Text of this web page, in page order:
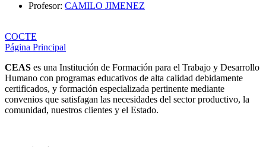
Profesor: CAMILO JIMENEZ
COCTE
Página Principal
CEAS es una Institución de Formación para el Trabajo y Desarrollo
Humano con programas educativos de alta calidad debidamente
certificados, y formación especializada pertinente mediante
convenios que satisfagan las necesidades del sector productivo, la
comunidad, nuestros clientes y el Estado.